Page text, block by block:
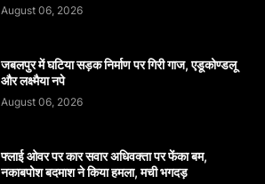
August 06, 2026
जबलपुर में घटिया सड़क निर्माण पर गिरी गाज, एडूकोण्डलू
और लक्ष्मैया नपे
August 06, 2026
फ्लाई ओवर पर कार सवार अधिवक्ता पर फेंका बम,
नकाबपोश बदमाश ने किया हमला, मची भगदड़